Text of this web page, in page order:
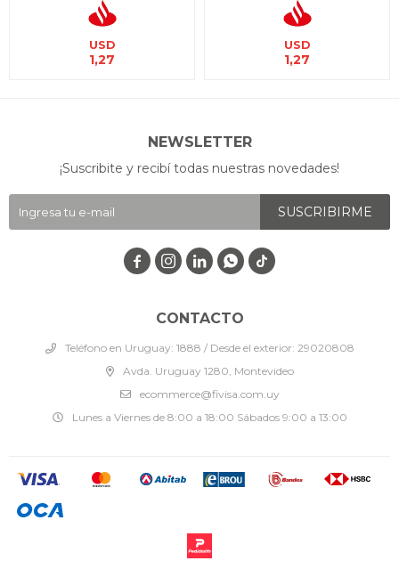
USD
1,27
USD
1,27
CONTACTO
Teléfono en Uruguay: 1888 / Desde el exterior: 29020808
Avda. Uruguay 1280, Montevideo
ecommerce@fivisa.com.uy
Lunes a Viernes de 8:00 a 18:00 Sábados 9:00 a 13:00
NEWSLETTER
¡Suscribite y recibí todas nuestras novedades!
SUSCRIBIRME
   